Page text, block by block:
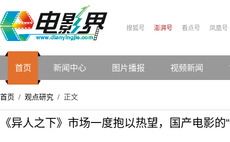
搜狐号 澎湃号 看点号 凤凰号
首页 新闻中心 图片播报 视频新闻
首页 / 观点研究 / 正文
《异人之下》市场一度抱以热望，国产电影的